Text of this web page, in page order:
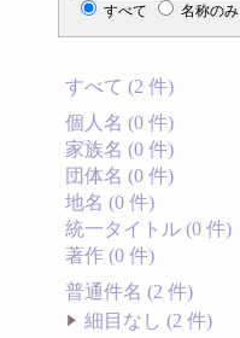
すべて 名称のみ
すべて (2 件)
個人名 (0 件)
家族名 (0 件)
団体名 (0 件)
地名 (0 件)
統一タイトル (0 件)
著作 (0 件)
普通件名 (2 件)
細目なし (2 件)